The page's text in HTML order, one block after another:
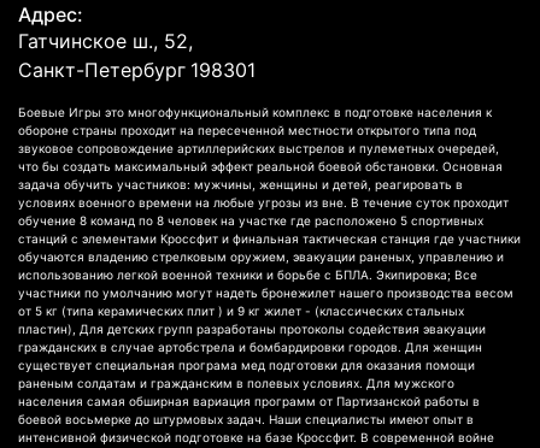
Адрес:
Гатчинское ш., 52,
Санкт-Петербург 198301
Боевые Игры это многофункциональный комплекс в подготовке населения к
обороне страны проходит на пересеченной местности открытого типа под
звуковое сопровождение артиллерийских выстрелов и пулеметных очередей,
что бы создать максимальный эффект реальной боевой обстановки. Основная
задача обучить участников: мужчины, женщины и детей, реагировать в
условиях военного времени на любые угрозы из вне. В течение суток проходит
обучение 8 команд по 8 человек на участке где расположено 5 спортивных
станций с элементами Кроссфит и финальная тактическая станция где участники
обучаются владению стрелковым оружием, эвакуации раненых, управлению и
использованию легкой военной техники и борьбе с БПЛА. Экипировка; Все
участники по умолчанию могут надеть бронежилет нашего производства весом
от 5 кг (типа керамических плит ) и 9 кг жилет - (классических стальных
пластин), Для детских групп разработаны протоколы содействия эвакуации
гражданских в случае артобстрела и бомбардировки городов. Для женщин
существует специальная програма мед подготовки для оказания помощи
раненым солдатам и гражданским в полевых условиях. Для мужского
населения самая обширная вариация программ от Партизанской работы в
боевой восьмерке до штурмовых задач. Наши специалисты имеют опыт в
интенсивной физической подготовке на базе Кроссфит. В современной войне